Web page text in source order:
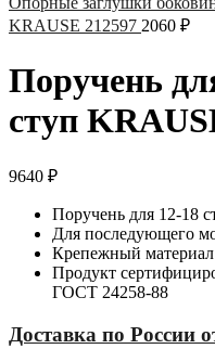
KRAUSE 212597 2060 ₽
Поручень
ступ
9640 ₽
Поручень для 12-18
Для последующего
Крепежный материал
Продукт
ГОСТ 24258-88
Доставка по России